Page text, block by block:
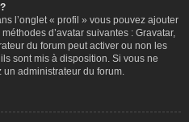
l’onglet « profil » vous pouvez ajouter
d’avatar suivantes : Gravatar,
du forum peut activer ou non les
sont mis à disposition. Si vous ne
administrateur du forum.